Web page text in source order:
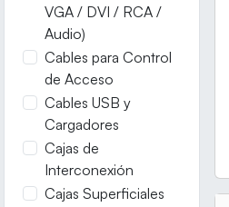
VGA / DVI / RCA /
Audio)
Cables para Control
de Acceso
Cables USB y
Cargadores
Cajas de
Interconexión
Cajas Superficiales